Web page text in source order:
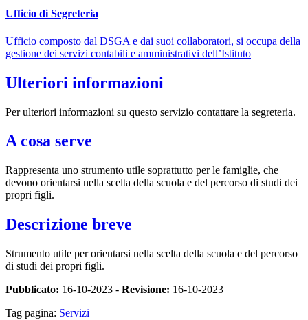
Ufficio di Segreteria
Ufficio composto dal DSGA e dai suoi collaboratori, si occupa della
gestione dei servizi contabili e amministrativi dell’Istituto
Ulteriori informazioni
Per ulteriori informazioni su questo servizio contattare la segreteria.
A cosa serve
Rappresenta uno strumento utile soprattutto per le famiglie, che
devono orientarsi nella scelta della scuola e del percorso di studi dei
propri figli.
Descrizione breve
Strumento utile per orientarsi nella scelta della scuola e del percorso
di studi dei propri figli.
Pubblicato: 16-10-2023 - Revisione: 16-10-2023
Tag pagina: Servizi